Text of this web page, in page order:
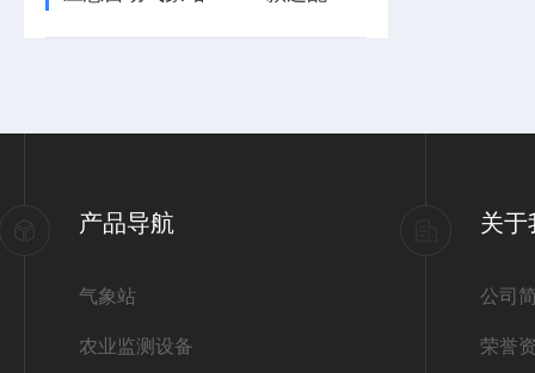
产品导航
气象站
农业监测设备
关于
公司
荣誉